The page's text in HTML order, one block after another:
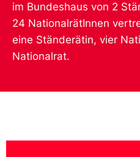
im Bundeshaus von 2
24 NationalrätInnen
eine Ständerätin, vier
Nationalrat.